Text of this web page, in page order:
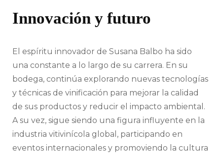
Innovación y futuro
El espíritu innovador de Susana Balbo ha sido
una constante a lo largo de su carrera. En su
bodega, continúa explorando nuevas tecnologías
y técnicas de vinificación para mejorar la calidad
de sus productos y reducir el impacto ambiental.
A su vez, sigue siendo una figura influyente en la
industria vitivinícola global, participando en
eventos internacionales y promoviendo la cultura